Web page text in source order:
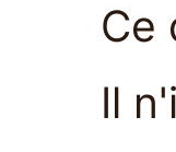
Ce
Il